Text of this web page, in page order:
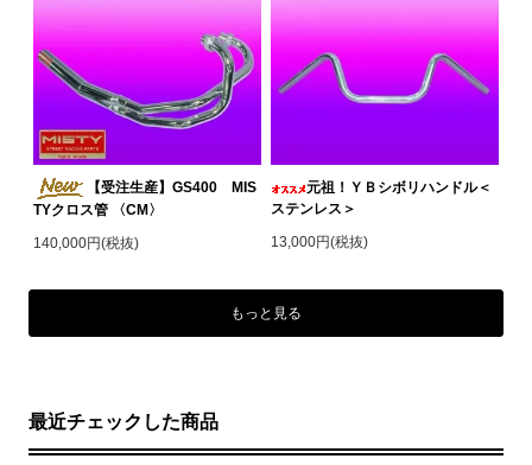
【受注生産】GS400 MIS
TYクロス管 〈CM〉
140,000円(税抜)
元祖！ＹＢシボリハンドル＜
ステンレス＞
13,000円(税抜)
もっと見る
最近チェックした商品